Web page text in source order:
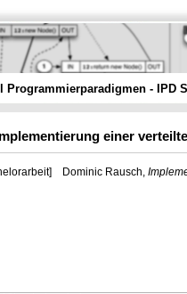
Programmierparadigmen - IPD
einer
Dominic Rausch,